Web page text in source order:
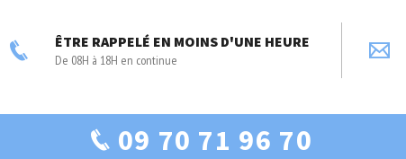
ÊTRE RAPPELÉ EN MOINS D'UNE HEURE
De 08H à 18H en continue
09 70 71 96 70